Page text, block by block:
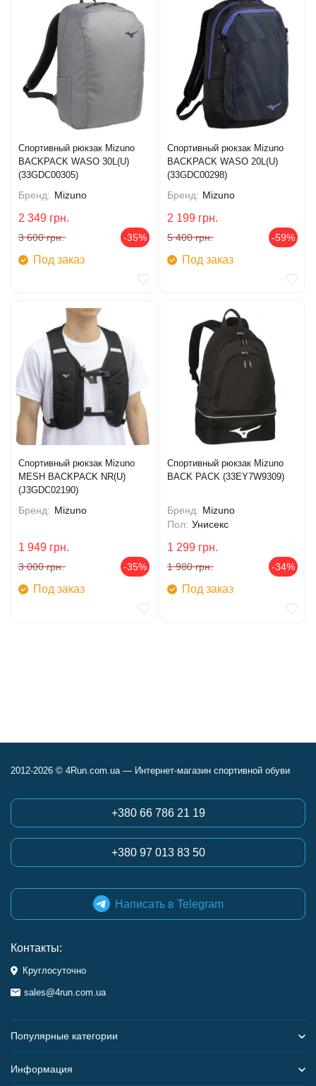
Спортивный рюкзак Mizuno
BACKPACK WASO 30L(U)
(33GDC00305)
Бренд: Mizuno
2 349 грн.
3 600 грн. -35%
Под заказ
Спортивный рюкзак Mizuno
BACKPACK WASO 20L(U)
(33GDC00298)
Бренд: Mizuno
2 199 грн.
5 400 грн. -59%
Под заказ
Спортивный рюкзак Mizuno
MESH BACKPACK NR(U)
(J3GDC02190)
Бренд: Mizuno
1 949 грн.
3 000 грн. -35%
Под заказ
Спортивный рюкзак Mizuno
BACK PACK (33EY7W9309)
Бренд: Mizuno
Пол: Унисекс
1 299 грн.
1 980 грн. -34%
Под заказ
2012-2026 © 4Run.com.ua — Интернет-магазин спортивной обуви
+380 66 786 21 19
+380 97 013 83 50
Написать в Telegram
Контакты:
Круглосуточно
sales@4run.com.ua
Популярные категории
Информация